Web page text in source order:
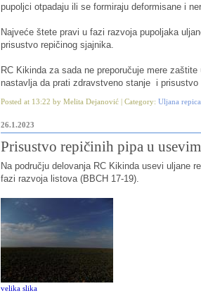
pupoljci otpadaju ili se formiraju deformisane i
Najveće štete pravi u fazi razvoja pupoljaka
prisustvo repičinog sjajnika.
RC Kikinda za sada ne preporučuje mere
nastavlja da prati zdravstveno stanje i
Posted at 13:22 by Melita Dejanović | Category: Uljana repica
26.1.2023
Prisustvo repičinih pipa u
Na području delovanja RC Kikinda usevi uljane
fazi razvoja listova (BBCH 17-19).
velika slika